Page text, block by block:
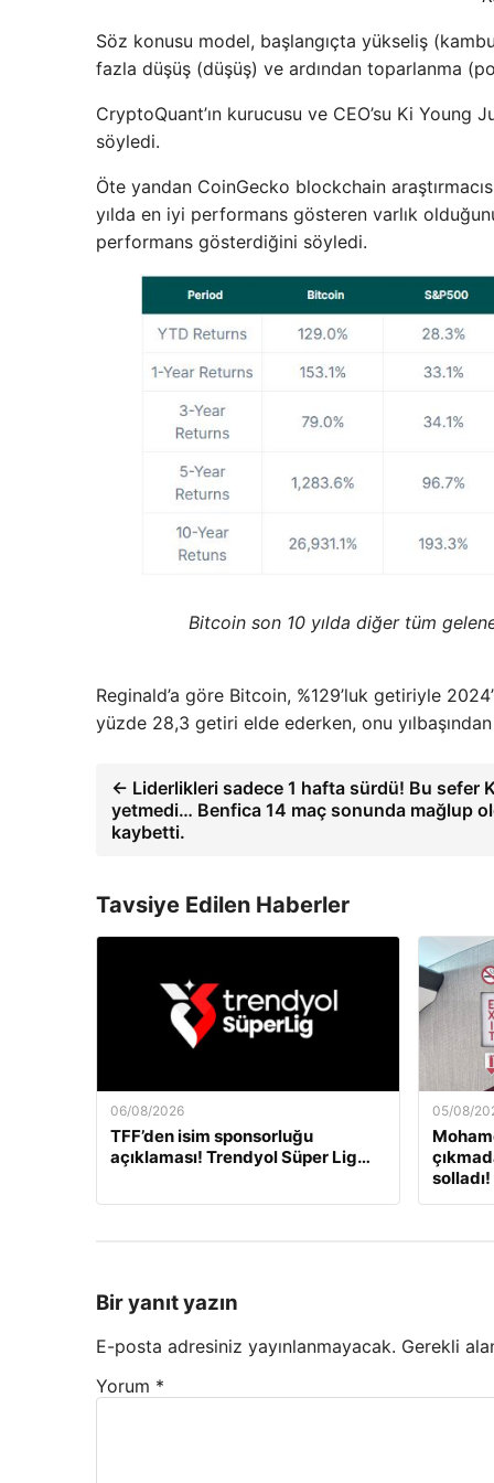
Söz konusu model, başlangıçta yükseliş
fazla düşüş (düşüş) ve ardından toparlanma
CryptoQuant’ın kurucusu ve CEO’su Ki Young
söyledi.
Öte yandan CoinGecko blockchain
yılda en iyi performans gösteren varlık
performans gösterdiğini söyledi.
Bitcoin son 10 yılda diğer tüm
Reginald’a göre Bitcoin, %129’luk getiriyle
yüzde 28,3 getiri elde ederken, onu
← Liderlikleri sadece 1 hafta sürdü! Bu sefer
yetmedi… Benfica 14 maç sonunda mağlup
kaybetti.
Tavsiye Edilen Haberler
06/08/2026
TFF’den isim sponsorluğu
açıklaması! Trendyol Süper Lig…
05/08/
solladı!
Bir yanıt yazın
E-posta adresiniz yayınlanmayacak. Gerekli
Yorum *